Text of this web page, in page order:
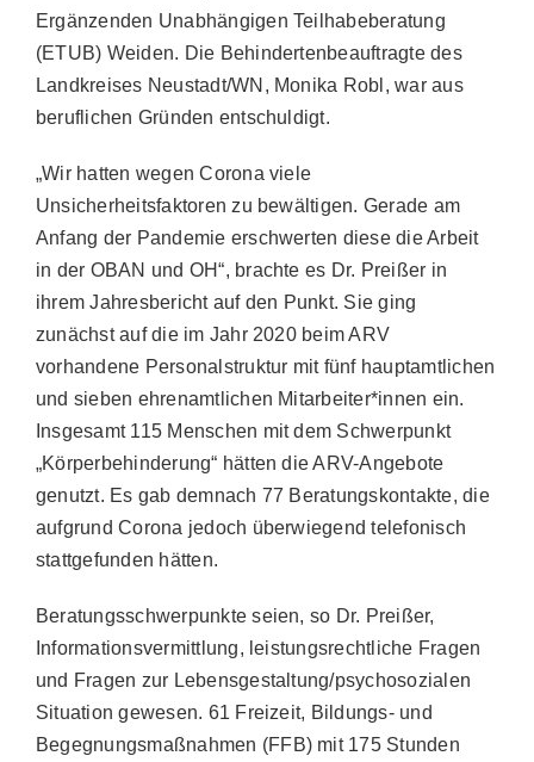
Ergänzenden Unabhängigen Teilhabeberatung
(ETUB) Weiden. Die Behindertenbeauftragte des
Landkreises Neustadt/WN, Monika Robl, war aus
beruflichen Gründen entschuldigt.
„Wir hatten wegen Corona viele
Unsicherheitsfaktoren zu bewältigen. Gerade am
Anfang der Pandemie erschwerten diese die Arbeit
in der OBAN und OH“, brachte es Dr. Preißer in
ihrem Jahresbericht auf den Punkt. Sie ging
zunächst auf die im Jahr 2020 beim ARV
vorhandene Personalstruktur mit fünf hauptamtlichen
und sieben ehrenamtlichen Mitarbeiter*innen ein.
Insgesamt 115 Menschen mit dem Schwerpunkt
„Körperbehinderung“ hätten die ARV-Angebote
genutzt. Es gab demnach 77 Beratungskontakte, die
aufgrund Corona jedoch überwiegend telefonisch
stattgefunden hätten.
Beratungsschwerpunkte seien, so Dr. Preißer,
Informationsvermittlung, leistungsrechtliche Fragen
und Fragen zur Lebensgestaltung/psychosozialen
Situation gewesen. 61 Freizeit, Bildungs- und
Begegnungsmaßnahmen (FFB) mit 175 Stunden